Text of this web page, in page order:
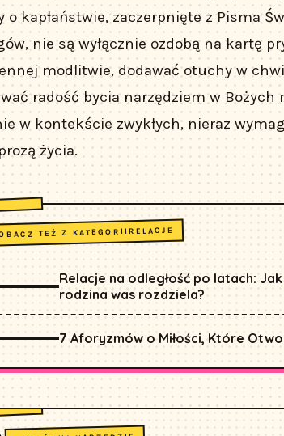
o kapłaństwie, zaczerpnięte z Pisma
nie są wyłącznie ozdobą na kartę
modlitwie, dodawać otuchy w
radość bycia narzędziem w
w kontekście zwykłych, nieraz
życia.
TEŻ Z KATEGORIIRELACJE
Relacje na odległość po latach:
rodzina was rozdziela?
7 Aforyzmów o Miłości, Które